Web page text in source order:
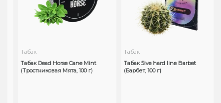
Табак
Табак Dead Horse Cane Mint
(Тростниковая Мята, 100 г)
Табак
Табак 5ive hard line Barbet
(Барбет, 100 г)